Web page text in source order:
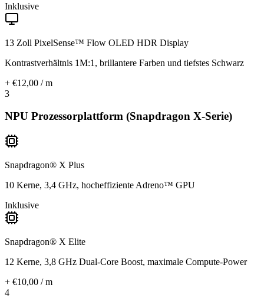
Inklusive
13 Zoll PixelSense™ Flow OLED HDR Display
Kontrastverhältnis 1M:1, brillantere Farben und tiefstes Schwarz
+ €12,00 / m
3
NPU Prozessorplattform (Snapdragon X-Serie)
Snapdragon® X Plus
10 Kerne, 3,4 GHz, hocheffiziente Adreno™ GPU
Inklusive
Snapdragon® X Elite
12 Kerne, 3,8 GHz Dual-Core Boost, maximale Compute-Power
+ €10,00 / m
4